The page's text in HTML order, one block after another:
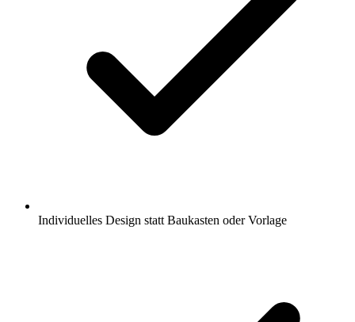
Individuelles Design statt Baukasten oder Vorlage